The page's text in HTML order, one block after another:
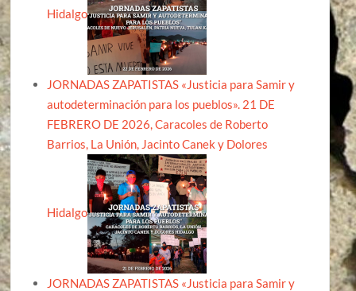
Hidalgo
JORNADAS ZAPATISTAS «Justicia para Samir y
autodeterminación para los pueblos». 21 DE
FEBRERO DE 2026, Caracoles de Roberto
Barrios, La Unión, Jacinto Canek y Dolores
Hidalgo
JORNADAS ZAPATISTAS «Justicia para Samir y